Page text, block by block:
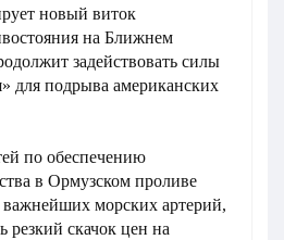
новый виток
на Ближнем
задействовать силы
для подрыва американских
по обеспечению
в Ормузском проливе
морских артерий,
резкий скачок цен на